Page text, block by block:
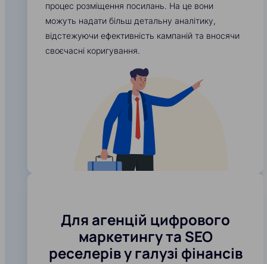
процес розміщення посилань. На це вони
можуть надати більш детальну аналітику,
відстежуючи ефективність кампаній та вносячи
своєчасні коригування.
Для агенцій цифрового
маркетингу та SEO
реселерів у галузі фінансів